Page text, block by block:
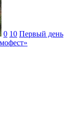
0 10 Первый день